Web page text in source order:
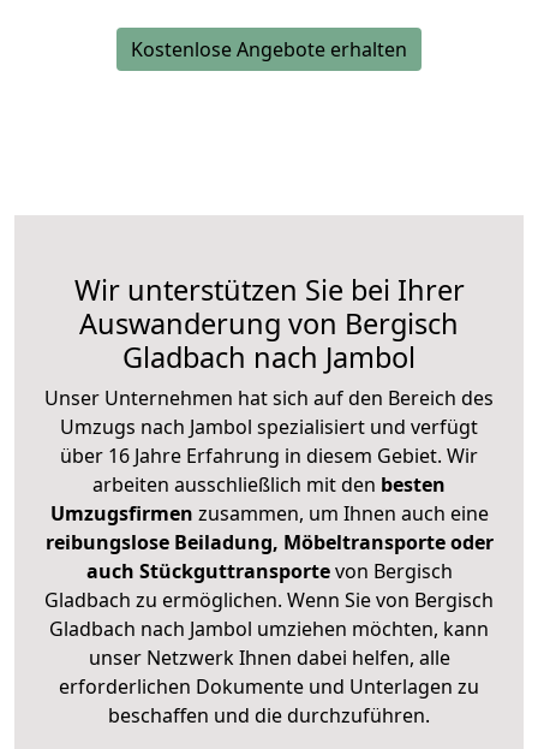
Kostenlose Angebote erhalten
Wir unterstützen Sie bei Ihrer
Auswanderung von Bergisch
Gladbach nach Jambol
Unser Unternehmen hat sich auf den Bereich des
Umzugs nach Jambol spezialisiert und verfügt
über 16 Jahre Erfahrung in diesem Gebiet. Wir
arbeiten ausschließlich mit den besten
Umzugsfirmen zusammen, um Ihnen auch eine
reibungslose Beiladung, Möbeltransporte oder
auch Stückguttransportevon Bergisch
Gladbach zu ermöglichen. Wenn Sie von Bergisch
Gladbach nach Jambol umziehen möchten, kann
unser Netzwerk Ihnen dabei helfen, alle
erforderlichen Dokumente und Unterlagen zu
beschaffen und die durchzuführen.